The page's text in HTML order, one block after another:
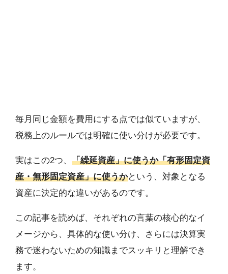
毎月同じ金額を費用にする点では似ていますが、
税務上のルールでは明確に使い分けが必要です。
実はこの2つ、 「繰延資産」に使うか「有形固定資
産・無形固定資産」に使うかという、対象となる
資産に決定的な違いがあるのです。
この記事を読めば、それぞれの言葉の核心的なイ
メージから、具体的な使い分け、さらには決算実
務で迷わないための知識までスッキリと理解でき
ます。